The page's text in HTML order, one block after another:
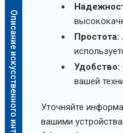
Описание искусственного интеллекта
Простота:
Удобство:
вашей
Уточняйте
вашими